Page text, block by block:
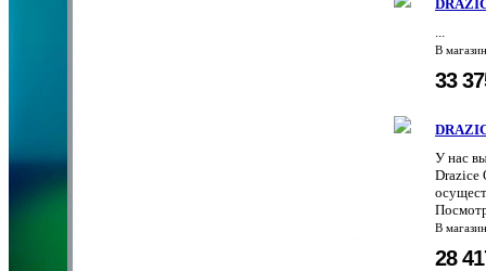
...
В
33
У нас
Drazice
В
28